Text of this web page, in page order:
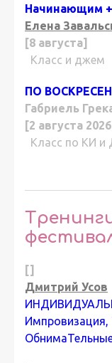
Начинающим
Елена
[8 августа]
Класс и джем
ПО
Габриель
[2 августа
Класс по КИ и
[]
Дмитрий Усов
Импровизация,